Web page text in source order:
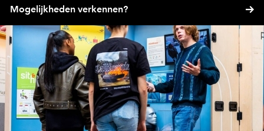
Mogelijkheden verkennen?